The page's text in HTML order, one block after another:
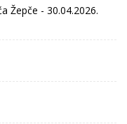
Žepče - 30.04.2026.